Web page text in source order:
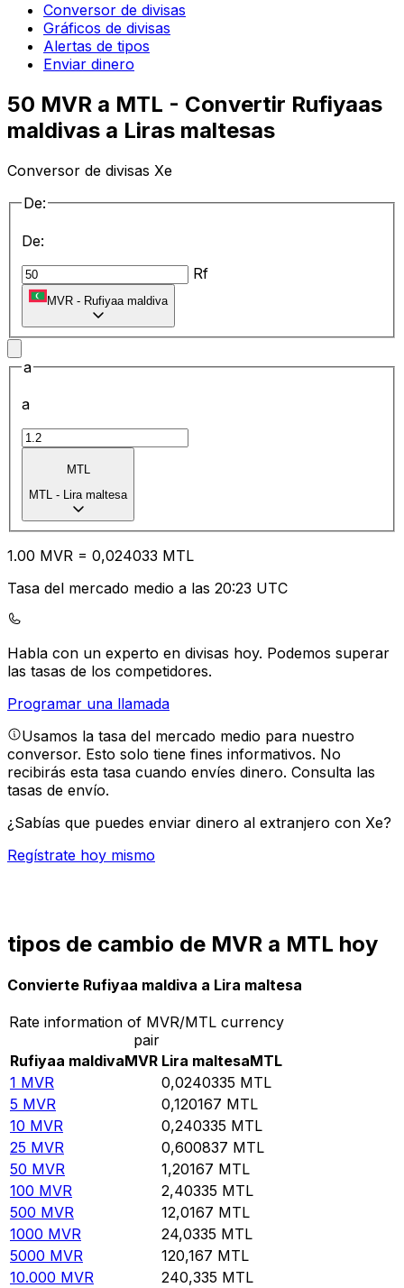
Conversor de divisas
Gráficos de divisas
Alertas de tipos
Enviar dinero
50 MVR a MTL - Convertir Rufiyaas
maldivas a Liras maltesas
Conversor de divisas Xe
De:
De:
Rf
MVR - Rufiyaa maldiva
a
a
MTL
MTL - Lira maltesa
1.00 MVR = 0,024033 MTL
Tasa del mercado medio a las 20:23 UTC
Habla con un experto en divisas hoy. Podemos superar
las tasas de los competidores.
Programar una llamada
Usamos la tasa del mercado medio para nuestro
conversor. Esto solo tiene fines informativos. No
recibirás esta tasa cuando envíes dinero. Consulta las
tasas de envío.
¿Sabías que puedes enviar dinero al extranjero con Xe?
Regístrate hoy mismo
tipos de cambio de MVR a MTL hoy
Convierte Rufiyaa maldiva a Lira maltesa
Rate information of MVR/MTL currency
pair
Rufiyaa maldivaMVR Lira maltesaMTL
1 MVR 0,0240335 MTL
5 MVR 0,120167 MTL
10 MVR 0,240335 MTL
25 MVR 0,600837 MTL
50 MVR 1,20167 MTL
100 MVR 2,40335 MTL
500 MVR 12,0167 MTL
1000 MVR 24,0335 MTL
5000 MVR 120,167 MTL
10.000 MVR 240,335 MTL